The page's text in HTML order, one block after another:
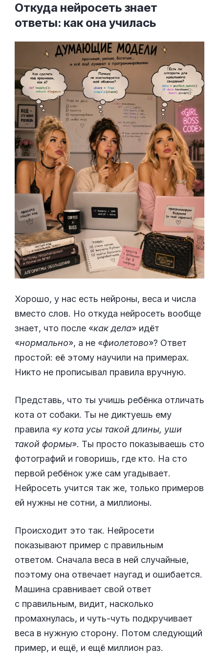
Откуда нейросеть знает
ответы: как она училась
Хорошо, у нас есть нейроны, веса и числа
вместо слов. Но откуда нейросеть вообще
знает, что после «как дела» идёт
«нормально», а не «фиолетово»? Ответ
простой: её этому научили на примерах.
Никто не прописывал правила вручную.
Представь, что ты учишь ребёнка отличать
кота от собаки. Ты не диктуешь ему
правила «у кота усы такой длины, уши
такой формы». Ты просто показываешь сто
фотографий и говоришь, где кто. На сто
первой ребёнок уже сам угадывает.
Нейросеть учится так же, только примеров
ей нужны не сотни, а миллионы.
Происходит это так. Нейросети
показывают пример с правильным
ответом. Сначала веса в ней случайные,
поэтому она отвечает наугад и ошибается.
Машина сравнивает свой ответ
с правильным, видит, насколько
промахнулась, и чуть-чуть подкручивает
веса в нужную сторону. Потом следующий
пример, и ещё, и ещё миллион раз.